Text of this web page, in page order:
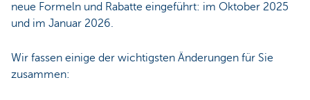
neue Formeln und Rabatte eingeführt: im Oktober 2025
und im Januar 2026.
Wir fassen einige der wichtigsten Änderungen für Sie
zusammen: